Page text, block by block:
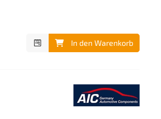
In den Warenkorb